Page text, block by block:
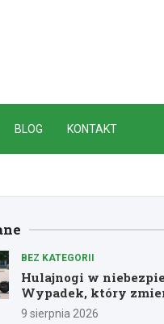
BLOG KONTAKT
BEZ KATEGORII
Hulajnogi w
Wypadek, który
drogach
9 sierpnia 2026